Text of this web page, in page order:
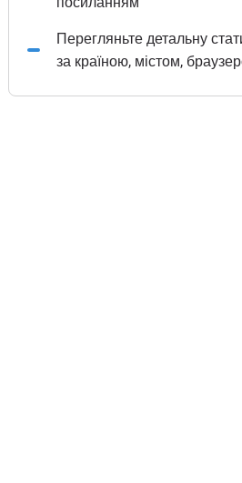
Перегляньте детальну
за країною, містом,